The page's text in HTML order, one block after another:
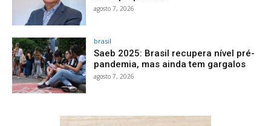
agosto 7, 2026
brasil
Saeb 2025: Brasil recupera nível pré-
pandemia, mas ainda tem gargalos
agosto 7, 2026